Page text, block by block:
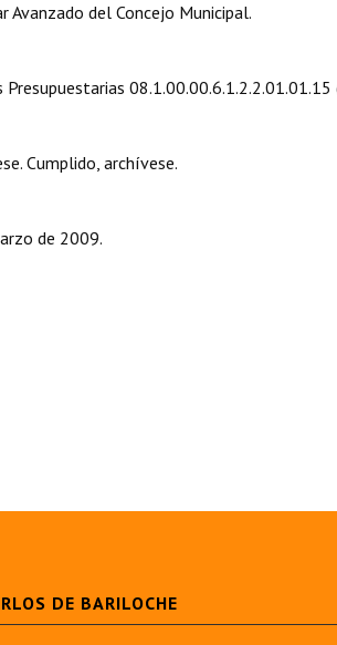
Avanzado del Concejo Municipal.
08.1.00.00.6.1.2.2.01.01.15
Cumplido, archívese.
de 2009.
DE BARILOCHE